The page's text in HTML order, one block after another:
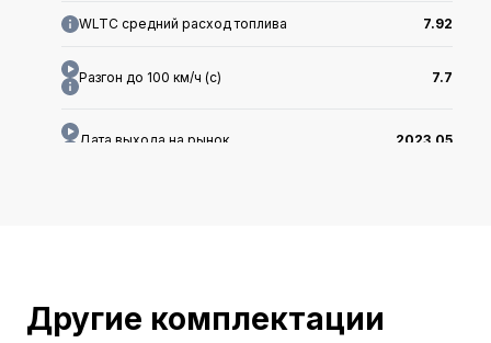
WLTC средний расход топлива 7.92
Разгон до 100 км/ч (с) 7.7
Дата выхода на рынок 2023.05
Тип кузова
Другие комплектации